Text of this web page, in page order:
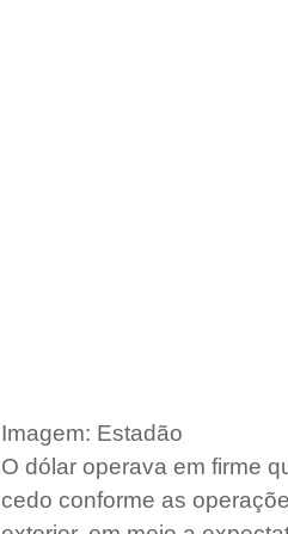
Imagem: Estadão
O dólar operava em firme
cedo conforme as